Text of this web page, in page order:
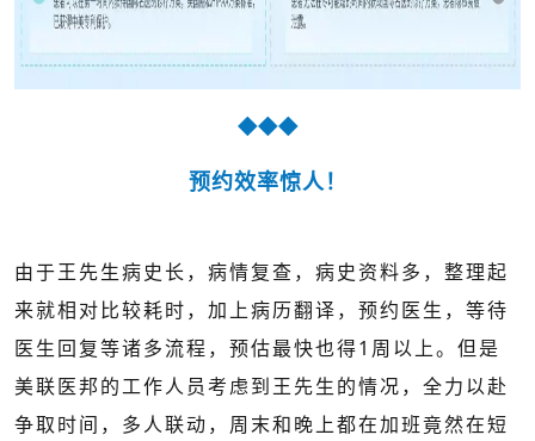
◆◆◆
预约效率惊人！
由于王先生病史长，病情复查，病史资料多，整理起
来就相对比较耗时，加上病历翻译，预约医生，等待
医生回复等诸多流程，预估最快也得1周以上。但是
美联医邦的工作人员考虑到王先生的情况，全力以赴
争取时间，多人联动，周末和晚上都在加班竟然在短